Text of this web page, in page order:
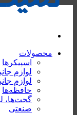
محصولات
اسپیکرها
لوازم
لوازم
حافظه‌ها
گجت‌ها،
صنعتی